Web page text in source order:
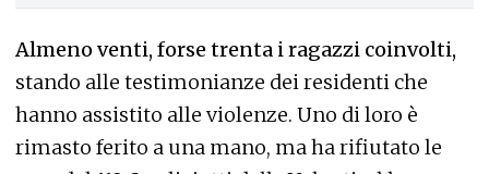
Almeno venti, forse trenta i ragazzi coinvolti,
stando alle testimonianze dei residenti che
hanno assistito alle violenze. Uno di loro è
rimasto ferito a una mano, ma ha rifiutato le